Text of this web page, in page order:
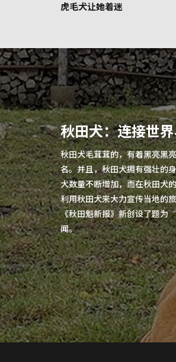
虎毛犬让她着迷
秋田犬：连接世
秋田犬毛茸茸的，有着黑亮黑
名。并且，秋田犬拥有强壮的
犬数量不断增加，而在秋田犬
利用秋田犬来大力宣传当地的
《秋田魁新报》新创设了题为
闻。